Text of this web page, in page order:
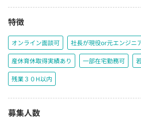
特徴
オンライン面談可 社長が現役or元エンジニ
産休育休取得実績あり 一部在宅勤務可
残業３０H以内
募集人数